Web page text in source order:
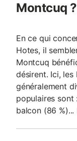
Montcuq ?
En ce qui
Hotes, il
Montcuq
désirent. Ici,
généralement
populaires sont
balcon (86